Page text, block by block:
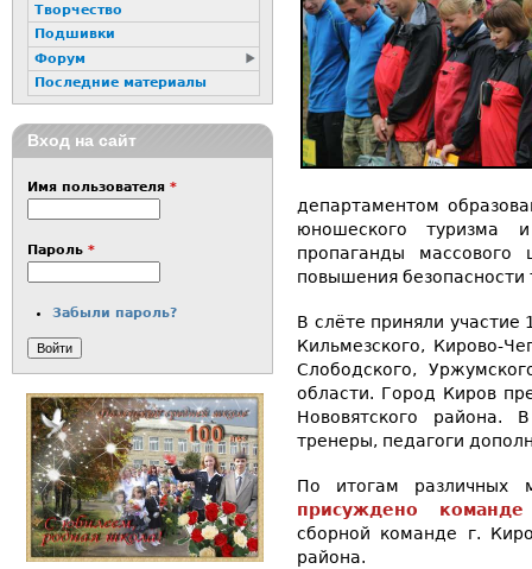
департаментом
юношеского туризма
пропаганды массового
повышения безопасности
В слёте приняли участие
Кильмезского, Кирово-
Слободского,
области. Город Киров
Нововятского района.
тренеры, педагоги
По итогам различных
присуждено
сборной команде г.
района.
Творчество
Подшивки
Форум
Последние материалы
Вход на сайт
Имя пользователя *
Пароль *
Забыли пароль?